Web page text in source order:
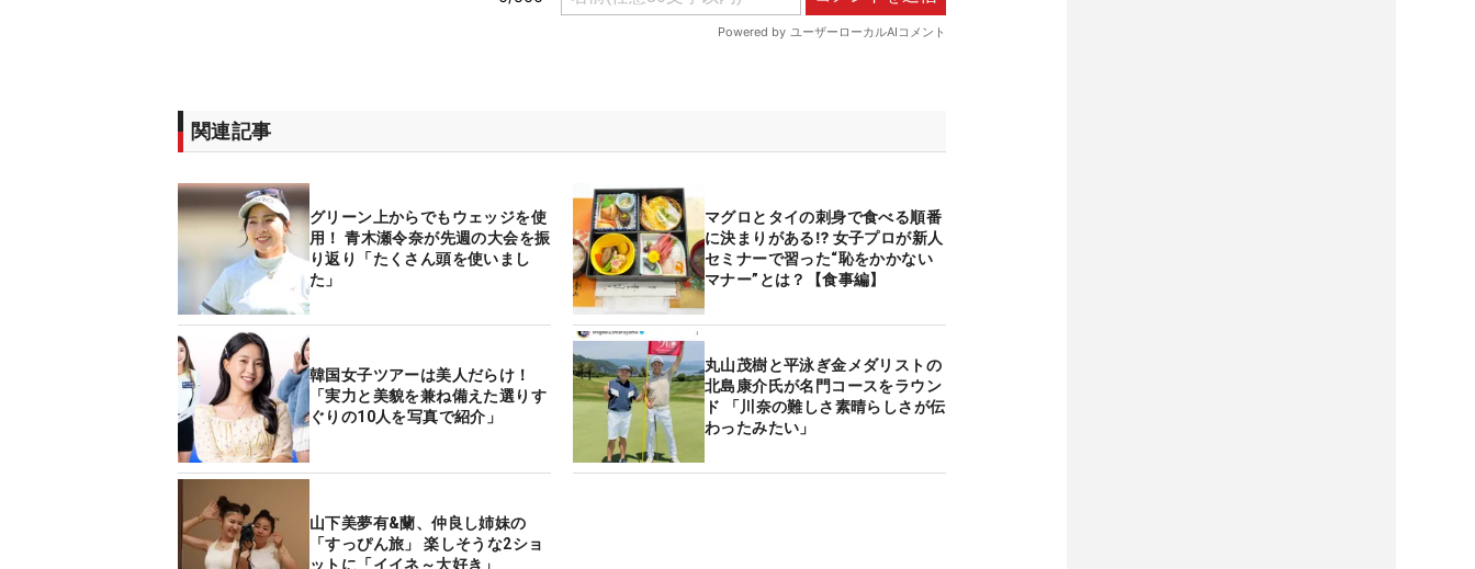
関連記事
グリーン上からでもウェッジを使
用！ 青木瀬令奈が先週の大会を振
り返り「たくさん頭を使いまし
た」
マグロとタイの刺身で食べる順番
に決まりがある⁉ 女子プロが新人
セミナーで習った“恥をかかない
マナー”とは？【食事編】
韓国女子ツアーは美人だらけ！
「実力と美貌を兼ね備えた選りす
ぐりの10人を写真で紹介」
丸山茂樹と平泳ぎ金メダリストの
北島康介氏が名門コースをラウン
ド 「川奈の難しさ素晴らしさが伝
わったみたい」
山下美夢有&蘭、仲良し姉妹の
「すっぴん旅」 楽しそうな2ショ
ットに「イイネ～大好き」